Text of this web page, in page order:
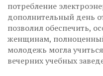
потребление
дополнительный день
позволил обеспечить,
женщинам,
молодежь могла
вечерних учебных